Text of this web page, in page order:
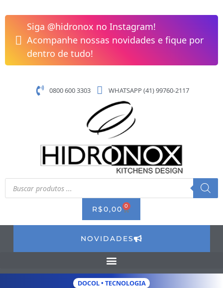
para
conteúdo
Siga @hidronox no Instagram!
Acompanhe nossas novidades e fique por
dentro de tudo!
0800 600 3303 WHATSAPP (41) 99760-2117
Pesquisar
produtos
R$0,00 0 CART
NOVIDADES
DOCOL • TECNOLOGIA
Mono
Chuveiro/Ducha
Higiênica
Baixa
Pressão
Lift